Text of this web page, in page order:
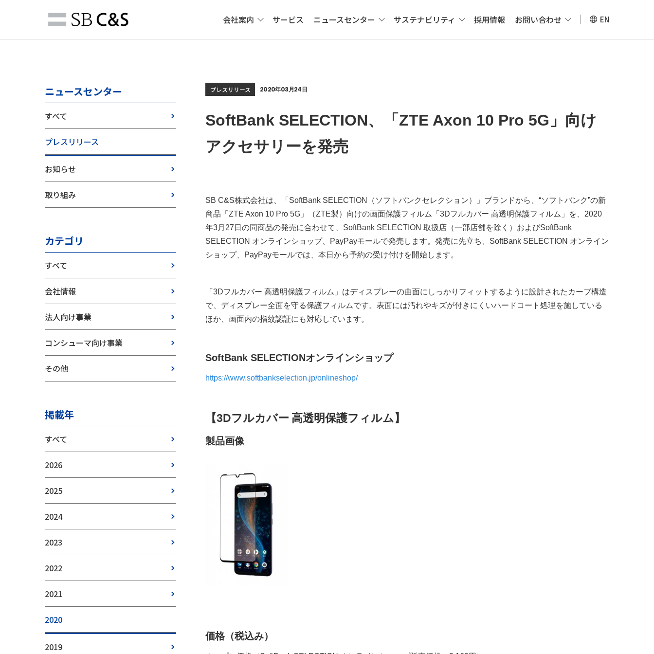
EN
会社案内 サービス ニュースセンター サステナビリティ 採用情報 お問い合わせ
プレスリリース 2020年03月24日
SoftBank SELECTION、「ZTE Axon 10 Pro 5G」向け
アクセサリーを発売
SB C&S株式会社は、「SoftBank SELECTION（ソフトバンクセレクション）」ブランドから、“ソフトバンク”の新
商品「ZTE Axon 10 Pro 5G」（ZTE製）向けの画面保護フィルム「3Dフルカバー 高透明保護フィルム」を、2020
年3月27日の同商品の発売に合わせて、SoftBank SELECTION 取扱店（一部店舗を除く）およびSoftBank
SELECTION オンラインショップ、PayPayモールで発売します。発売に先立ち、SoftBank SELECTION オンライン
ショップ、PayPayモールでは、本日から予約の受け付けを開始します。
「3Dフルカバー 高透明保護フィルム」はディスプレーの曲面にしっかりフィットするように設計されたカーブ構造
で、ディスプレー全面を守る保護フィルムです。表面には汚れやキズが付きにくいハードコート処理を施している
ほか、画面内の指紋認証にも対応しています。
SoftBank SELECTIONオンラインショップ
https://www.softbankselection.jp/onlineshop/
【3Dフルカバー 高透明保護フィルム】
製品画像
価格（税込み）
ニュースセンター
すべて
プレスリリース
お知らせ
取り組み
カテゴリ
すべて
会社情報
法人向け事業
コンシューマ向け事業
その他
掲載年
すべて
2026
2025
2024
2023
2022
2021
2020
2019